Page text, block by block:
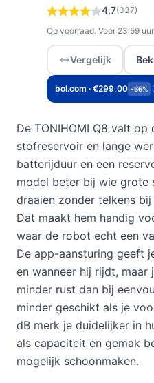
4,7(337)
Op voorraad. Voor 23:59
Vergelijk
bol.com · €299,00 -66%
De TONIHOMI Q8 valt
stofreservoir en lange
batterijduur en een
model beter bij wie grote
draaien zonder telkens
Dat maakt hem handig
waar de robot echt een
De app-aansturing geeft
en wanneer hij rijdt,
minder rust dan bij
minder geschikt als je
dB merk je duidelijker in
als capaciteit en gemak
mogelijk schoonmaken.